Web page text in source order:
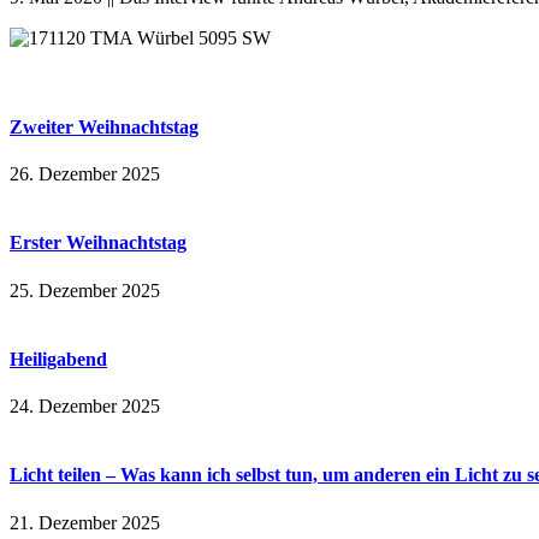
Zweiter Weihnachtstag
26. Dezember 2025
Erster Weihnachtstag
25. Dezember 2025
Heiligabend
24. Dezember 2025
Licht teilen – Was kann ich selbst tun, um anderen ein Licht zu
21. Dezember 2025